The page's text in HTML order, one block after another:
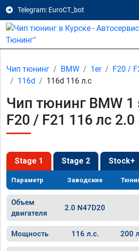
Telegram: EuroCT_bot
Чип тюнинг BMW 1er
F20 /
116d
116d 116 л.с
Чип тюнинг BMW 1
F20 / F21 116 лс 2.0
Stage 1 Stage 2 Stock+
Параметр Заводские
Объем
двигателя
2.0 N47D20
Мощность 116 л.с. 200